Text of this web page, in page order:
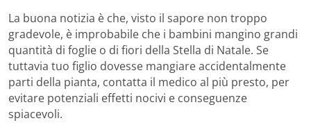
La buona notizia è che, visto il sapore non troppo
gradevole, è improbabile che i bambini mangino grandi
quantità di foglie o di fiori della Stella di Natale. Se
tuttavia tuo figlio dovesse mangiare accidentalmente
parti della pianta, contatta il medico al più presto, per
evitare potenziali effetti nocivi e conseguenze
spiacevoli.